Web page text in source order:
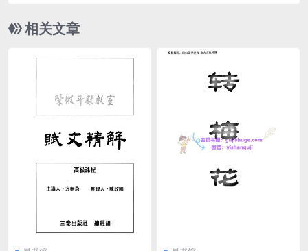
相关文章